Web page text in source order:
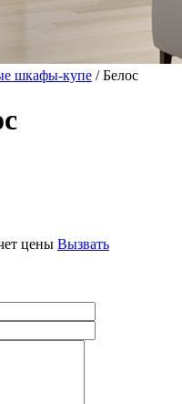
шкафы-купе / Белос
цены Вызвать